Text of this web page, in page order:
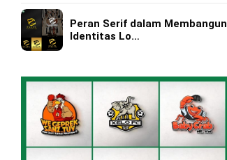
Peran Serif dalam Membangun
Identitas Lo…